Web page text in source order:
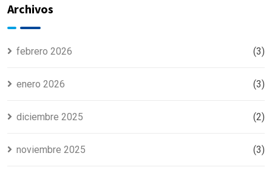
Archivos
febrero 2026 (3)
enero 2026 (3)
diciembre 2025 (2)
noviembre 2025 (3)